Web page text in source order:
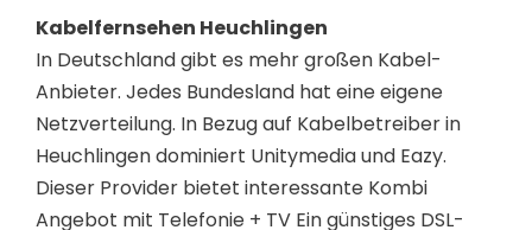
Kabelfernsehen Heuchlingen
In Deutschland gibt es mehr großen Kabel-
Anbieter. Jedes Bundesland hat eine eigene
Netzverteilung. In Bezug auf Kabelbetreiber in
Heuchlingen dominiert Unitymedia und Eazy.
Dieser Provider bietet interessante Kombi
Angebot mit Telefonie + TV Ein günstiges DSL-